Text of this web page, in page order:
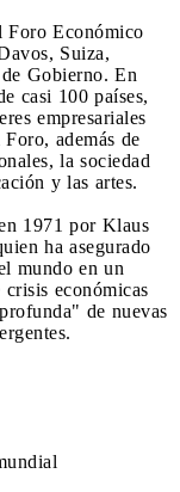
Foro Económico
Suiza,
Gobierno. En
casi 100 países,
empresariales
además de
la sociedad
y las artes.
1971 por Klaus
ha asegurado
mundo en un
económicas
de nuevas